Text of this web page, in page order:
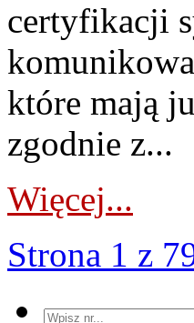
certyfikacji
które mają
zgodnie z...
Więcej...
Strona 1 z